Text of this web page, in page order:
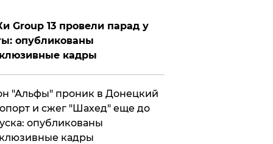
Group 13 провели парад у
опубликованы
кадры
"Альфы" проник в Донецкий
и сжег "Шахед" еще до
опубликованы
кадры